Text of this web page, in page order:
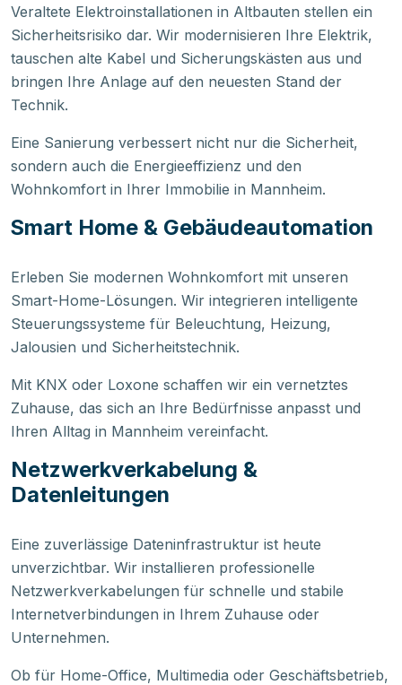
Veraltete Elektroinstallationen in Altbauten stellen ein
Sicherheitsrisiko dar. Wir modernisieren Ihre Elektrik,
tauschen alte Kabel und Sicherungskästen aus und
bringen Ihre Anlage auf den neuesten Stand der
Technik.
Eine Sanierung verbessert nicht nur die Sicherheit,
sondern auch die Energieeffizienz und den
Wohnkomfort in Ihrer Immobilie in Mannheim.
Smart Home & Gebäudeautomation
Erleben Sie modernen Wohnkomfort mit unseren
Smart-Home-Lösungen. Wir integrieren intelligente
Steuerungssysteme für Beleuchtung, Heizung,
Jalousien und Sicherheitstechnik.
Mit KNX oder Loxone schaffen wir ein vernetztes
Zuhause, das sich an Ihre Bedürfnisse anpasst und
Ihren Alltag in Mannheim vereinfacht.
Netzwerkverkabelung &
Datenleitungen
Eine zuverlässige Dateninfrastruktur ist heute
unverzichtbar. Wir installieren professionelle
Netzwerkverkabelungen für schnelle und stabile
Internetverbindungen in Ihrem Zuhause oder
Unternehmen.
Ob für Home-Office, Multimedia oder Geschäftsbetrieb,